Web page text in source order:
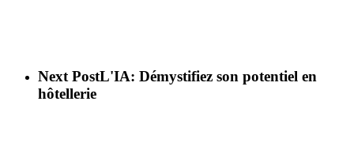
Next PostL'IA: Démystifiez son potentiel en
hôtellerie